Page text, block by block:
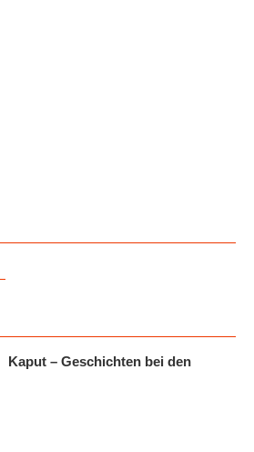
Kaput – Geschichten bei den